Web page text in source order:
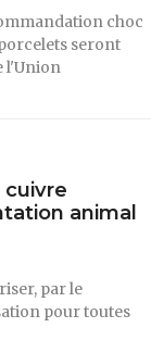
choc
seront
l'Union
animal
par le
pour toutes